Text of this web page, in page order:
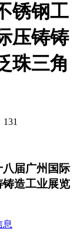
锈钢工
压铸铸
珠三角
届广州国际
造工业展览
息